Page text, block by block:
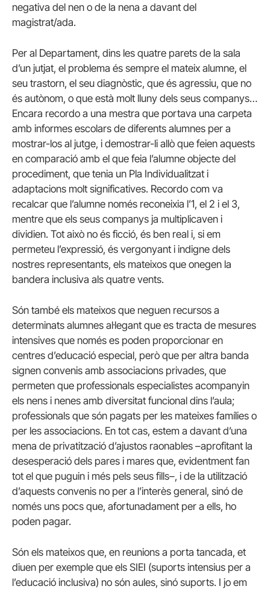
negativa del nen o de la nena a davant del
magistrat/ada.
Per al Departament, dins les quatre parets de la sala
d’un jutjat, el problema és sempre el mateix alumne, el
seu trastorn, el seu diagnòstic, que és agressiu, que no
és autònom, o que està molt lluny dels seus companys…
Encara recordo a una mestra que portava una carpeta
amb informes escolars de diferents alumnes per a
mostrar-los al jutge, i demostrar-li allò que feien aquests
en comparació amb el que feia l’alumne objecte del
procediment, que tenia un Pla Individualitzat i
adaptacions molt significatives. Recordo com va
recalcar que l’alumne només reconeixia l’1, el 2 i el 3,
mentre que els seus companys ja multiplicaven i
dividien. Tot això no és ficció, és ben real i, si em
permeteu l’expressió, és vergonyant i indigne dels
nostres representants, els mateixos que onegen la
bandera inclusiva als quatre vents.
Són també els mateixos que neguen recursos a
determinats alumnes al·legant que es tracta de mesures
intensives que només es poden proporcionar en
centres d’educació especial, però que per altra banda
signen convenis amb associacions privades, que
permeten que professionals especialistes acompanyin
els nens i nenes amb diversitat funcional dins l’aula;
professionals que són pagats per les mateixes famílies o
per les associacions. En tot cas, estem a davant d’una
mena de privatització d’ajustos raonables –aprofitant la
desesperació dels pares i mares que, evidentment fan
tot el que puguin i més pels seus fills–, i de la utilització
d’aquests convenis no per a l’interès general, sinó de
només uns pocs que, afortunadament per a ells, ho
poden pagar.
Són els mateixos que, en reunions a porta tancada, et
diuen per exemple que els SIEI (suports intensius per a
l’educació inclusiva) no són aules, sinó suports. I jo em